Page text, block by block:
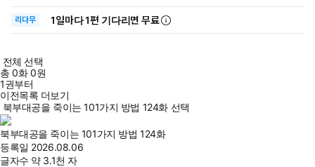
리다무 1일마다1편 기다리면 무료
전체 선택
총0화0원
1권부터
이전목록 더보기
북부대공을 죽이는 101가지 방법 124화 선택
북부대공을 죽이는 101가지 방법 124화
등록일 2026.08.06
글자수 약 3.1천 자